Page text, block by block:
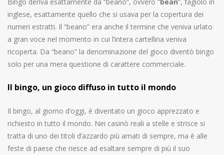
Bingo deriva esattamente da “beano”, ovvero “bean”, fagiolo in
inglese, esattamente quello che si usava per la copertura dei
numeri estratti. Il “beano” era anche il termine che veniva urlato
a gran voce nel momento in cui l’intera cartellina veniva
ricoperta. Da “beano” la denominazione del gioco diventò bingo
solo per una mera questione di carattere commerciale.
Il bingo, un gioco diffuso in tutto il mondo
Il bingo, al giorno d’oggi, è diventato un gioco apprezzato e
richiesto in tutto il mondo. Nei casinò reali a stelle e strisce si
tratta di uno dei titoli d’azzardo più amati di sempre, ma è alle
feste di paese che riesce ad esaltare sempre di più il suo